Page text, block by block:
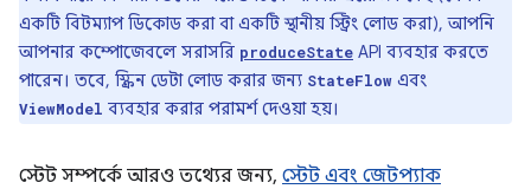
একটি বিটম্যাপ ডিকোড করা বা একটি স্থানীয় স্ট্রিং লোড করা), আপনি
আপনার কম্পোজেবলে সরাসরি produceState API ব্যবহার করতে
পারেন। তবে, স্ক্রিন ডেটা লোড করার জন্য StateFlow এবং
ViewModel ব্যবহার করার পরামর্শ দেওয়া হয়।
স্টেট সম্পর্কে আরও তথ্যের জন্য, স্টেট এবং জেটপ্যাক